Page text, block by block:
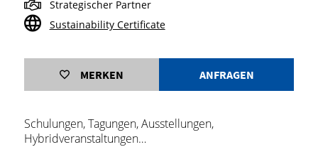
Strategischer Partner
Sustainability Certificate
MERKEN ANFRAGEN
Schulungen, Tagungen, Ausstellungen,
Hybridveranstaltungen…